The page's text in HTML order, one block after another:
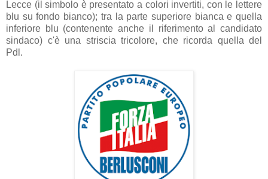
Lecce (il simbolo è presentato a colori invertiti, con le lettere
blu su fondo bianco); tra la parte superiore bianca e quella
inferiore blu (contenente anche il riferimento al candidato
sindaco) c'è una striscia tricolore, che ricorda quella del
Pdl.